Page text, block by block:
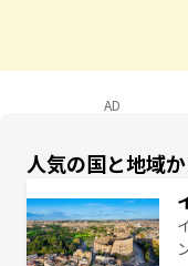
AD
人気の国と地域